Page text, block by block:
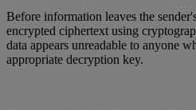
Before information leaves the
encrypted ciphertext using
data appears unreadable to anyone
appropriate decryption key.